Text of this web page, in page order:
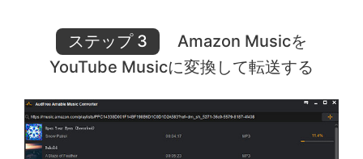
ステップ 3
Amazon Musicを
YouTube Musicに変換して転送する